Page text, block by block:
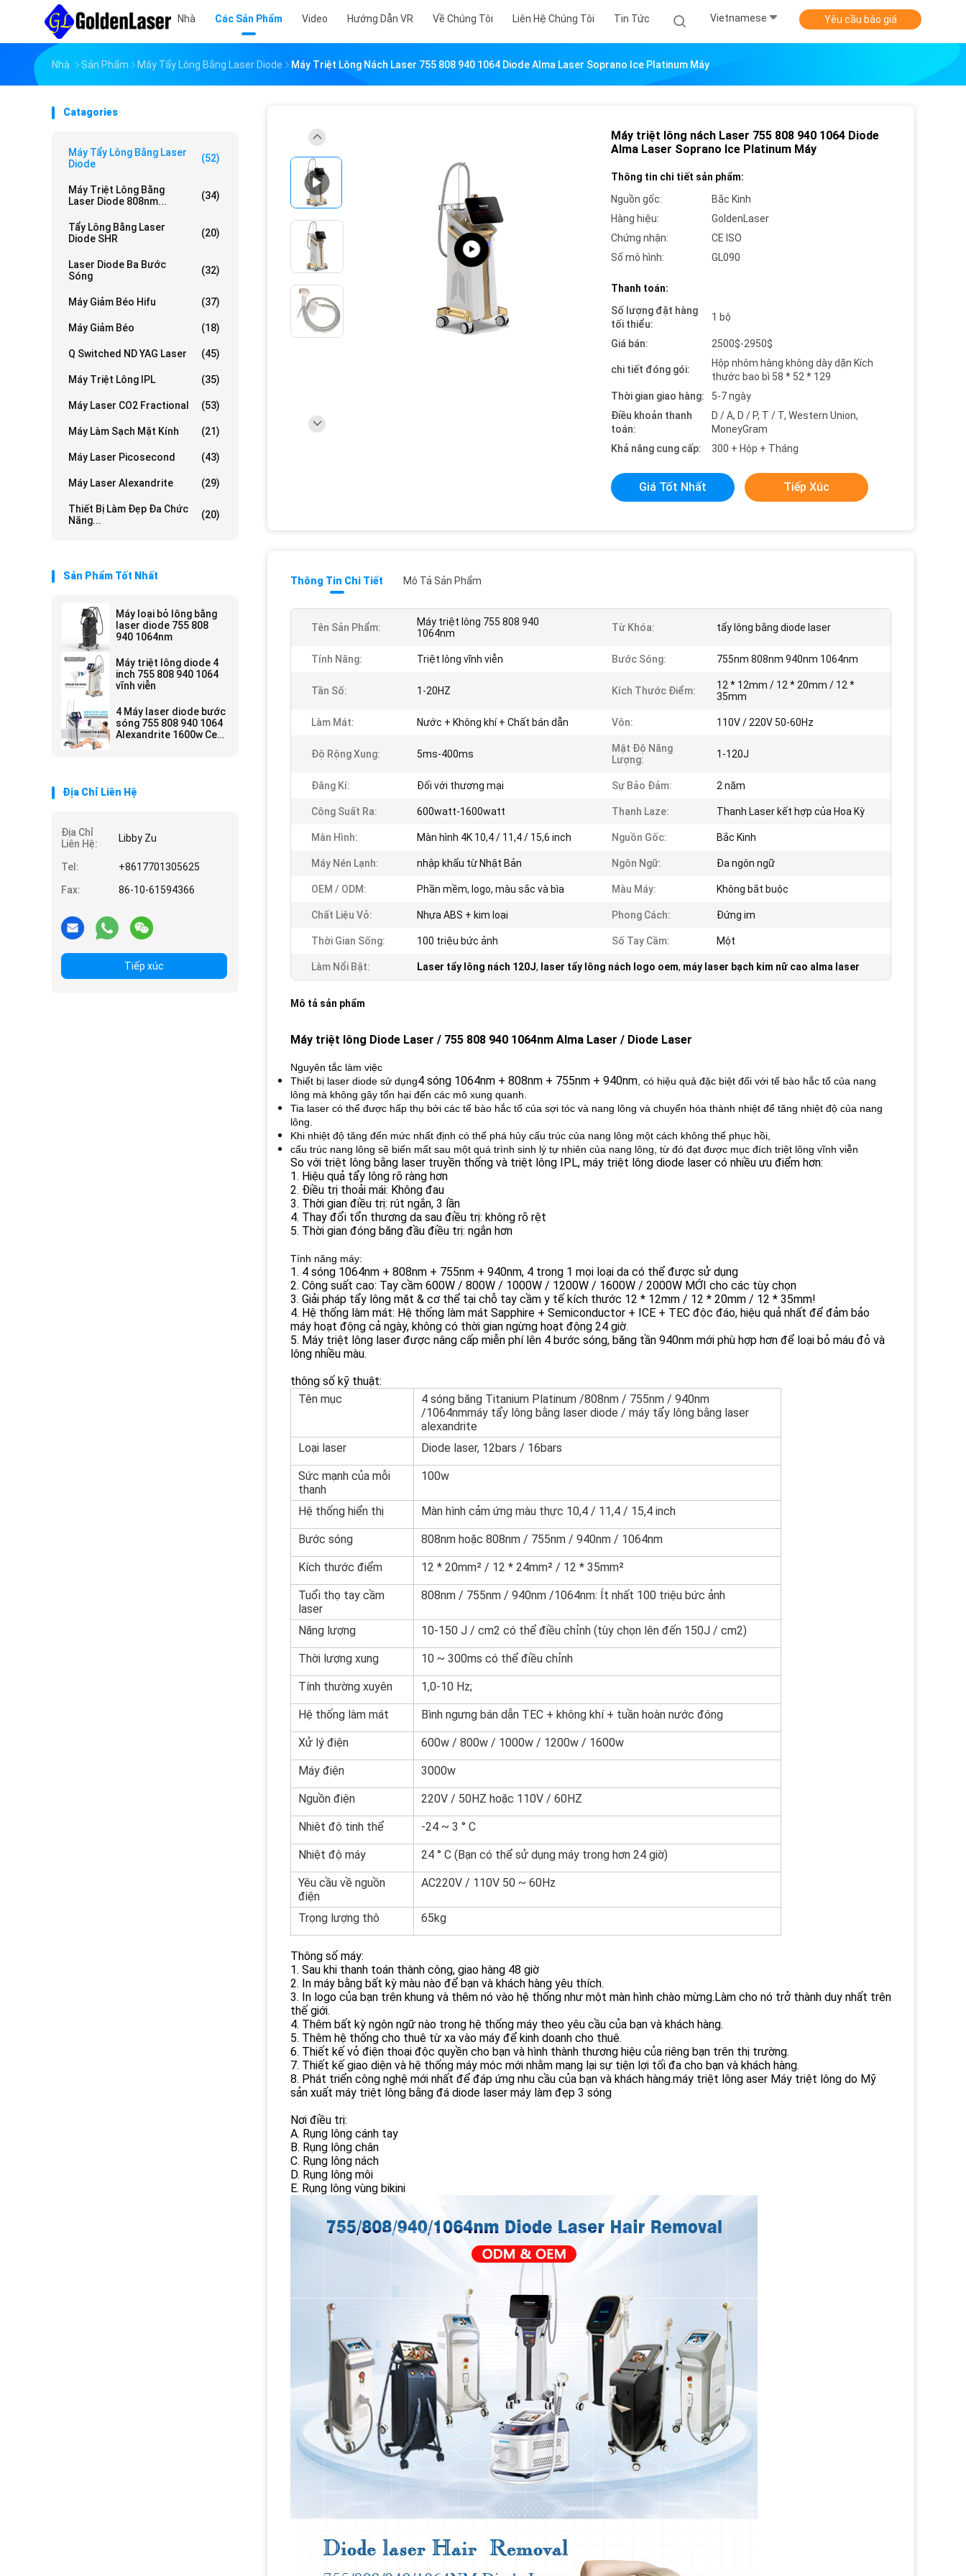
Nhà Các Sản Phẩm Video Hướng Dẫn VR Về Chúng Tôi Liên Hệ Chúng Tôi Tin Tức Vietnamese Yêu cầu báo giá
Nhà Sản Phẩm Máy Tẩy Lông Bằng Laser Diode Máy Triệt Lông Nách Laser 755 808 940 1064 Diode Alma Laser Soprano Ice Platinum Máy
Catagories
Máy Tẩy Lông Bằng Laser
Diode
(52)
Máy Triệt Lông Bằng
Laser Diode 808nm...
(34)
Tẩy Lông Bằng Laser
Diode SHR
(20)
Laser Diode Ba Bước
Sóng
(32)
Máy Giảm Béo Hifu (37)
Máy Giảm Béo (18)
Q Switched ND YAG Laser (45)
Máy Triệt Lông IPL (35)
Máy Laser CO2 Fractional (53)
Máy Làm Sạch Mặt Kính (21)
Máy Laser Picosecond (43)
Máy Laser Alexandrite (29)
Thiết Bị Làm Đẹp Đa Chức
Năng...
(20)
Sản Phẩm Tốt Nhất
Máy loại bỏ lông bằng
laser diode 755 808
940 1064nm
Máy triệt lông diode 4
inch 755 808 940 1064
vĩnh viễn
4 Máy laser diode bước
sóng 755 808 940 1064
Alexandrite 1600w Ce
Địa Chỉ Liên Hệ
Địa Chỉ
Liên Hệ:
Libby Zu
Tel:
+8617701305625
Fax:
86-10-61594366
Tiếp xúc
Máy triệt lông nách Laser 755 808 940 1064 Diode
Alma Laser Soprano Ice Platinum Máy
Thông tin chi tiết sản phẩm:
Nguồn gốc:
Bắc Kinh
Hàng hiệu:
GoldenLaser
Chứng nhận:
CE ISO
Số mô hình:
GL090
Thanh toán:
Số lượng đặt hàng
tối thiểu:
1 bộ
Giá bán: 2500$-2950$
chi tiết đóng gói:
Hộp nhôm hàng không dày dặn Kích
thước bao bì 58 * 52 * 129
Thời gian giao hàng:
5-7 ngày
Điều khoản thanh
toán:
D / A, D / P, T / T, Western Union,
MoneyGram
Khả năng cung cấp:
300 + Hộp + Tháng
Giá Tốt Nhất Tiếp Xúc
Thông Tin Chi Tiết Mô Tả Sản Phẩm
Tên Sản Phẩm:
Máy triệt lông 755 808 940
1064nm
Từ Khóa: tẩy lông bằng diode laser
Tính Năng: Triệt lông vĩnh viễn Bước Sóng: 755nm 808nm 940nm 1064nm
Tần Số: 1-20HZ Kích Thước Điểm:
12 * 12mm / 12 * 20mm / 12 *
35mm
Làm Mát: Nước + Không khí + Chất bán dẫn Vôn: 110V / 220V 50-60Hz
Độ Rộng Xung: 5ms-400ms
Mật Độ Năng
Lượng:
1-120J
Đăng Kí: Đối với thương mại Sự Bảo Đảm: 2 năm
Công Suất Ra: 600watt-1600watt Thanh Laze: Thanh Laser kết hợp của Hoa Kỳ
Màn Hình: Màn hình 4K 10,4 / 11,4 / 15,6 inch Nguồn Gốc: Bắc Kinh
Máy Nén Lạnh: nhập khẩu từ Nhật Bản Ngôn Ngữ: Đa ngôn ngữ
OEM / ODM: Phần mềm, logo, màu sắc và bìa Màu Máy: Không bắt buộc
Chất Liệu Vỏ: Nhựa ABS + kim loại Phong Cách: Đứng im
Thời Gian Sống: 100 triệu bức ảnh Số Tay Cầm: Một
Làm Nổi Bật: Laser tẩy lông nách 120J, laser tẩy lông nách logo oem, máy laser bạch kim nữ cao alma laser
Mô tả sản phẩm
Máy triệt lông Diode Laser / 755 808 940 1064nm Alma Laser / Diode Laser
Nguyên tắc làm việc
Thiết bị laser diode sử dụng4 sóng 1064nm + 808nm + 755nm + 940nm , có hiệu quả đặc biệt đối với tế bào hắc tố của nang
lông mà không gây tổn hại đến các mô xung quanh.
Tia laser có thể được hấp thụ bởi các tế bào hắc tố của sợi tóc và nang lông và chuyển hóa thành nhiệt để tăng nhiệt độ của nang
lông.
Khi nhiệt độ tăng đến mức nhất định có thể phá hủy cấu trúc của nang lông một cách không thể phục hồi,
cấu trúc nang lông sẽ biến mất sau một quá trình sinh lý tự nhiên của nang lông, từ đó đạt được mục đích triệt lông vĩnh viễn
So với triệt lông bằng laser truyền thống và triệt lông IPL, máy triệt lông diode laser có nhiều ưu điểm hơn:
1. Hiệu quả tẩy lông rõ ràng hơn
2. Điều trị thoải mái: Không đau
3. Thời gian điều trị: rút ngắn, 3 lần
4. Thay đổi tổn thương da sau điều trị: không rõ rệt
5. Thời gian đóng băng đầu điều trị: ngắn hơn
Tính năng máy:
1. 4 sóng 1064nm + 808nm + 755nm + 940nm, 4 trong 1 mọi loại da có thể được sử dụng
2. Công suất cao: Tay cầm 600W / 800W / 1000W / 1200W / 1600W / 2000W MỚI cho các tùy chọn
3. Giải pháp tẩy lông mặt & cơ thể tại chỗ tay cầm y tế kích thước 12 * 12mm / 12 * 20mm / 12 * 35mm!
4. Hệ thống làm mát: Hệ thống làm mát Sapphire + Semiconductor + ICE + TEC độc đáo, hiệu quả nhất để đảm bảo
máy hoạt động cả ngày, không có thời gian ngừng hoạt động 24 giờ.
5. Máy triệt lông laser được nâng cấp miễn phí lên 4 bước sóng, băng tần 940nm mới phù hợp hơn để loại bỏ máu đỏ và
lông nhiều màu.
thông số kỹ thuật:
Tên mục
4 sóng băng Titanium Platinum /808nm / 755nm / 940nm
/1064nmmáy tẩy lông bằng laser diode / máy tẩy lông bằng laser
alexandrite
Loại laser
Diode laser, 12bars / 16bars
Sức mạnh của mỗi
thanh
100w
Hệ thống hiển thị Màn hình cảm ứng màu thực 10,4 / 11,4 / 15,4 inch
Bước sóng 808nm hoặc 808nm / 755nm / 940nm / 1064nm
Kích thước điểm 12 * 20mm² / 12 * 24mm² / 12 * 35mm²
Tuổi thọ tay cầm
laser
808nm / 755nm / 940nm /1064nm: Ít nhất 100 triệu bức ảnh
Năng lượng 10-150 J / cm2 có thể điều chỉnh (tùy chọn lên đến 150J / cm2)
Thời lượng xung 10 ~ 300ms có thể điều chỉnh
Tính thường xuyên 1,0-10 Hz;
Hệ thống làm mát Bình ngưng bán dẫn TEC + không khí + tuần hoàn nước đóng
Xử lý điện 600w / 800w / 1000w / 1200w / 1600w
Máy điện 3000w
Nguồn điện 220V / 50HZ hoặc 110V / 60HZ
Nhiệt độ tinh thể -24 ~ 3 ° C
Nhiệt độ máy 24 ° C (Bạn có thể sử dụng máy trong hơn 24 giờ)
Yêu cầu về nguồn
điện
AC220V / 110V 50 ~ 60Hz
Trọng lượng thô 65kg
Thông số máy:
1. Sau khi thanh toán thành công, giao hàng 48 giờ
2. In máy bằng bất kỳ màu nào để bạn và khách hàng yêu thích.
3. In logo của bạn trên khung và thêm nó vào hệ thống như một màn hình chào mừng.Làm cho nó trở thành duy nhất trên
thế giới.
4. Thêm bất kỳ ngôn ngữ nào trong hệ thống máy theo yêu cầu của bạn và khách hàng.
5. Thêm hệ thống cho thuê từ xa vào máy để kinh doanh cho thuê.
6. Thiết kế vỏ điện thoại độc quyền cho bạn và hình thành thương hiệu của riêng bạn trên thị trường.
7. Thiết kế giao diện và hệ thống máy móc mới nhằm mang lại sự tiện lợi tối đa cho bạn và khách hàng.
8. Phát triển công nghệ mới nhất để đáp ứng nhu cầu của bạn và khách hàng.máy triệt lông aser Máy triệt lông do Mỹ
sản xuất máy triệt lông bằng đá diode laser máy làm đẹp 3 sóng
Nơi điều trị:
A. Rụng lông cánh tay
B. Rụng lông chân
C. Rụng lông nách
D. Rụng lông môi
E. Rụng lông vùng bikini